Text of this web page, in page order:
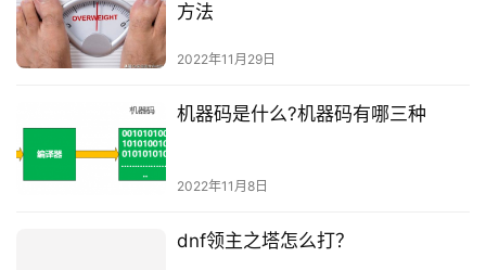
方法
2022年11月29日
机器码是什么?机器码有哪三种
2022年11月8日
dnf领主之塔怎么打？